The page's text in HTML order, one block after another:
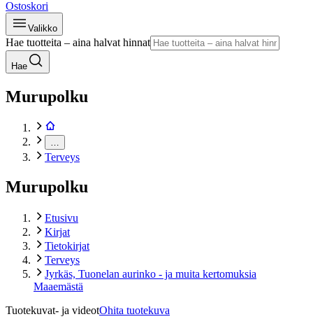
Ostoskori
Valikko
Hae tuotteita – aina halvat hinnat
Hae
Murupolku
Terveys
Murupolku
Etusivu
Kirjat
Tietokirjat
Terveys
Jyrkäs, Tuonelan aurinko - ja muita kertomuksia
Maaemästä
Tuotekuvat- ja videotOhita tuotekuva